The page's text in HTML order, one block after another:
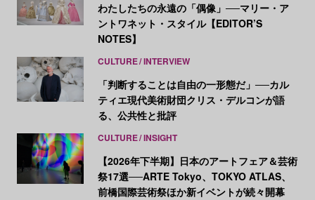
わたしたちの永遠の「偶像」──マリー・ア
ントワネット・スタイル【EDITOR’S
NOTES】
CULTURE INTERVIEW
「判断することは自由の一形態だ」──カル
ティエ現代美術財団クリス・デルコンが語
る、公共性と批評
CULTURE INSIGHT
【2026年下半期】日本のアートフェア＆芸術
祭17選──ARTE Tokyo、TOKYO ATLAS、
前橋国際芸術祭ほか新イベントが続々開幕